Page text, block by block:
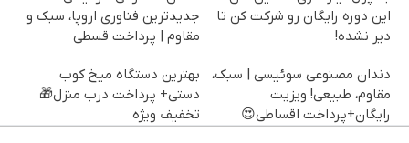
این دوره رایگان رو شرکت کن تا
دیر نشده!
جدیدترین فناوری اروپا، سبک و
مقاوم | پرداخت قسطی
دندان مصنوعی سوئیسی | سبک،
مقاوم، طبیعی! ویزیت
رایگان+پرداخت اقساطی😍
بهترین دستگاه میخ کوب
دستی+ پرداخت درب منزل🎁
تخفیف ویژه